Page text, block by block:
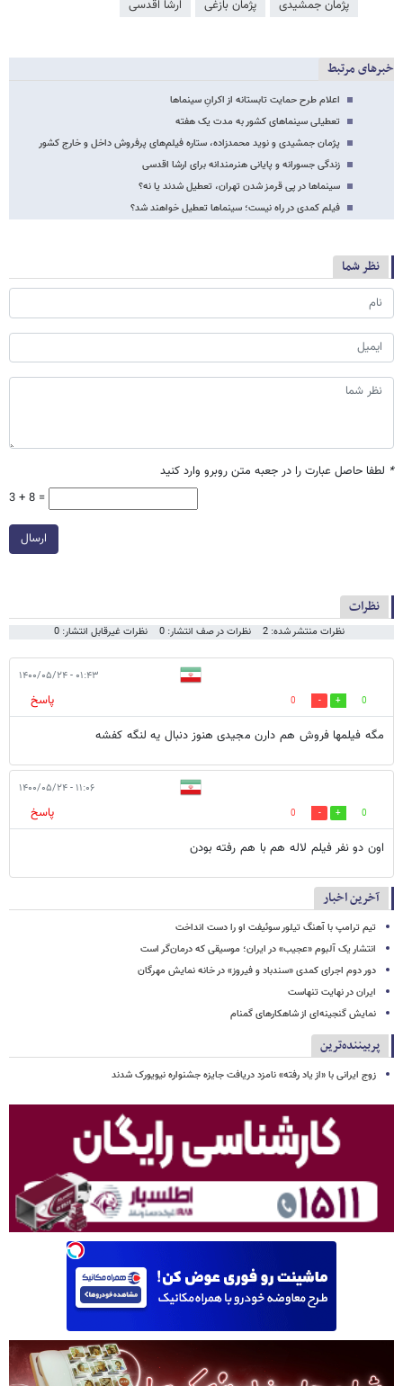
پژمان جمشیدی پژمان بازغی ارشا اقدسی
خبرهای مرتبط
اعلام طرح حمایت تابستانه از اکرانِ سینماها
تعطیلی سینماهای کشور به مدت یک هفته
پژمان جمشیدی و نوید محمدزاده، ستاره فیلم‌های پرفروش داخل و خارج کشور
زندگی جسورانه و پایانی هنرمندانه برای ارشا اقدسی
سینماها در پی قرمز شدن تهران، تعطیل شدند یا نه؟
فیلم کمدی در راه نیست؛ سینماها تعطیل خواهند شد؟
نظر شما
* لطفا حاصل عبارت را در جعبه متن روبرو وارد کنید
3 + 8 =
ارسال
نظرات
نظرات منتشر شده: 2 نظرات در صف انتشار: 0 نظرات غیرقابل انتشار: 0
۰۱:۴۳ - ۱۴۰۰/۰۵/۲۴
0
0
پاسخ
مگه فیلمها فروش هم دارن مجیدی هنوز دنبال یه لنگه کفشه
۱۱:۰۶ - ۱۴۰۰/۰۵/۲۴
0
0
پاسخ
اون دو نفر فیلم لاله هم با هم رفته بودن
آخرین اخبار
تیم ترامپ با آهنگ تیلور سوئیفت او را دست انداخت
انتشار یک آلبوم «عجیب» در ایران؛ موسیقی که درمان‌گر است
دور دوم اجرای کمدی «سندباد و فیروز» در خانه نمایش مهرگان
ایران در نهایت تنهاست
نمایش گنجینه‌ای از شاهکارهای گمنام
پربیننده‌ترین
زوج ایرانی با «از یاد رفته» نامزد دریافت جایزه جشنواره نیویورک شدند